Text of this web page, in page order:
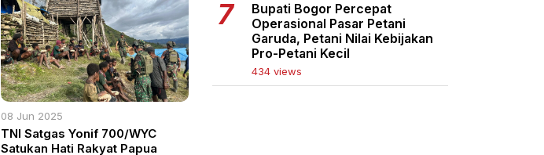
08 Jun 2025
TNI Satgas Yonif 700/WYC
Satukan Hati Rakyat Papua
Bupati Bogor Percepat
Operasional Pasar Petani
Garuda, Petani Nilai Kebijakan
Pro-Petani Kecil
434 views